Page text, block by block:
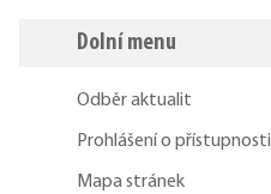
Dolní menu
Odběr aktualit
Prohlášení o přístupnosti
Mapa stránek